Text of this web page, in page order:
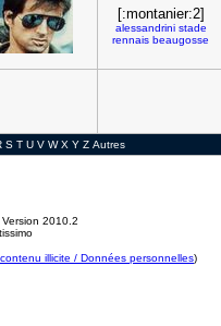
[:montanier:2]
alessandrini stade
rennais beaugosse
S T U V W X Y Z Autres
, Version 2010.2
illicite / Données personnelles)